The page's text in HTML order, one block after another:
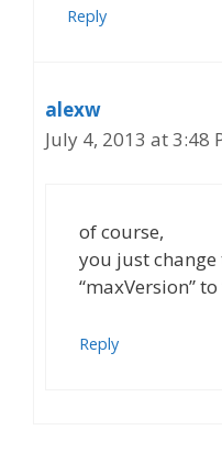
Reply
alexw
July 4, 2013 at 3:48
of course,
you just
“maxVersion” to
Reply